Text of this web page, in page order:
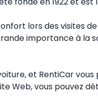
lors des visites
importance à la
et RentiCar
Web, vous pouvez